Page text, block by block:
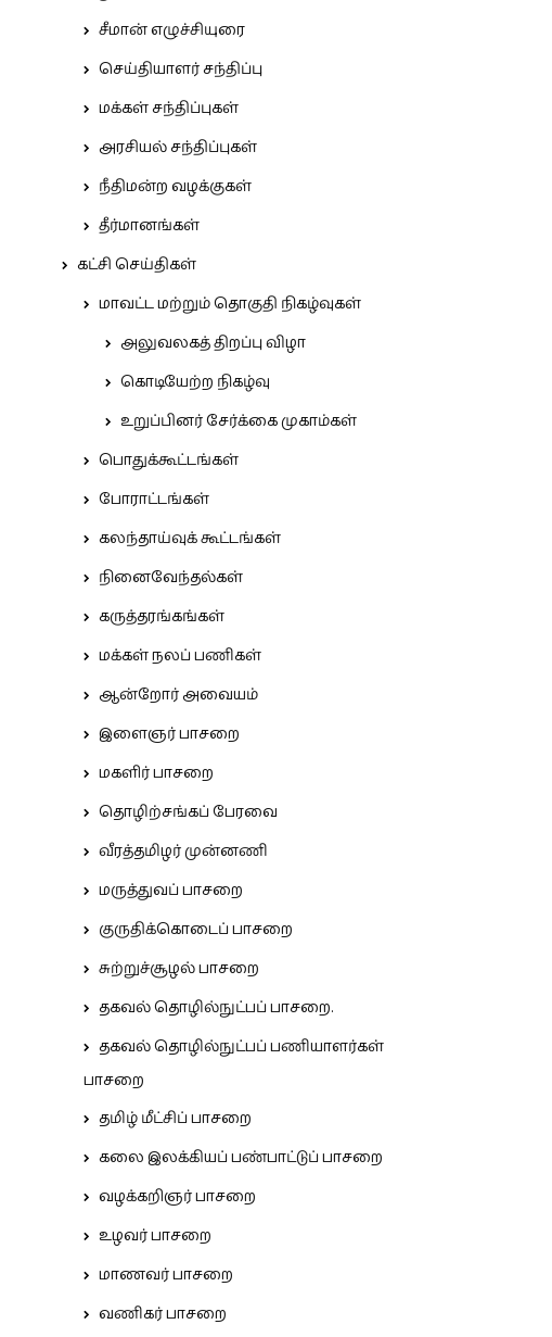
சீமான் எழுச்சியுரை
செய்தியாளர் சந்திப்பு
மக்கள் சந்திப்புகள்
அரசியல் சந்திப்புகள்
நீதிமன்ற வழக்குகள்
தீர்மானங்கள்
கட்சி செய்திகள்
மாவட்ட மற்றும் தொகுதி நிகழ்வுகள்
அலுவலகத் திறப்பு விழா
கொடியேற்ற நிகழ்வு
உறுப்பினர் சேர்க்கை முகாம்கள்
பொதுக்கூட்டங்கள்
போராட்டங்கள்
கலந்தாய்வுக் கூட்டங்கள்
நினைவேந்தல்கள்
கருத்தரங்கங்கள்
மக்கள் நலப் பணிகள்
ஆன்றோர் அவையம்
இளைஞர் பாசறை
மகளிர் பாசறை
தொழிற்சங்கப் பேரவை
வீரத்தமிழர் முன்னணி
மருத்துவப் பாசறை
குருதிக்கொடைப் பாசறை
சுற்றுச்சூழல் பாசறை
தகவல் தொழில்நுட்பப் பாசறை.
தகவல் தொழில்நுட்பப் பணியாளர்கள்
பாசறை
தமிழ் மீட்சிப் பாசறை
கலை இலக்கியப் பண்பாட்டுப் பாசறை
வழக்கறிஞர் பாசறை
உழவர் பாசறை
மாணவர் பாசறை
வணிகர் பாசறை